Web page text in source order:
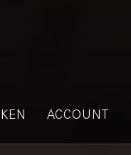
ACCOUNT